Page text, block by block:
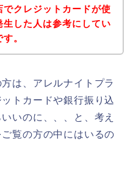
でクレジットカードが使
生した人は参考にしてい
。
は、アレルナイトプラ
トカードや銀行振り込
いのに、、、と、考え
覧の方の中にはいるの